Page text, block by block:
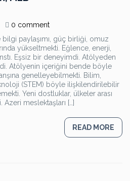
0 comment
bilgi paylaşımı, güç birliği, omuz
yükseltmekti. Eğlence, enerji,
Eşsiz bir deneyimdi. Atölyeden
Atölyenin içeriğini bende böyle
genelleyebilmekti. Bilim,
(STEM) böyle ilişkilendirilebilir
Yeni dostluklar, ülkeler arası
meslektaşları […]
READ MORE